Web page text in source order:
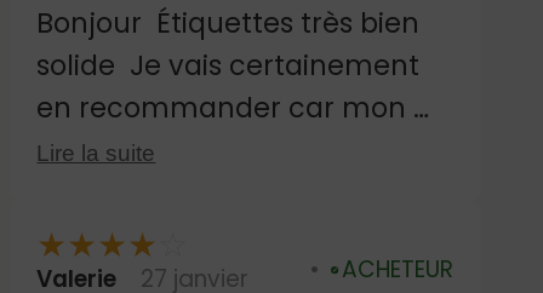
Bonjour Étiquettes très bien
solide Je vais certainement
en recommander car mon m
ari va Rentrer en maison de
mme chemin
Lire la suite
★★★★
Valerie 27 janvier Vérifié
ACHETEUR